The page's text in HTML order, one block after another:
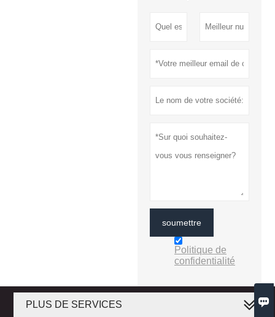

soumettre
Politique de
confidentialité
PLUS DE SERVICES